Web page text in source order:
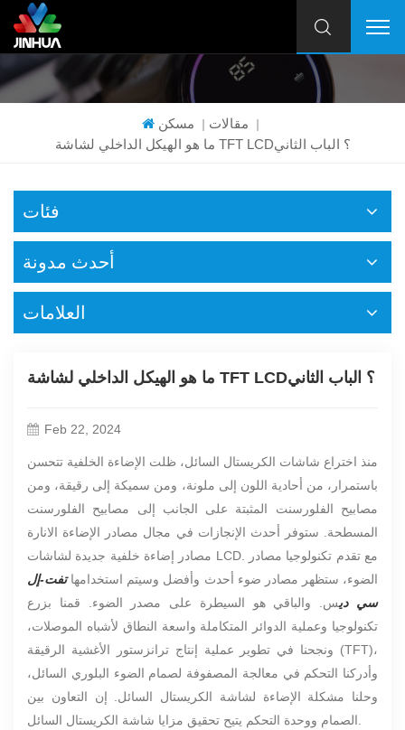
مسكن | مقالات |
ما هو الهيكل الداخلي لشاشة TFT LCD؟ الباب الثاني
فئات
أحدث مدونة
العلامات
ما هو الهيكل الداخلي لشاشة TFT LCD؟ الباب الثاني
Feb 22, 2024
منذ اختراع شاشات الكريستال السائل، ظلت الإضاءة الخلفية تتحسن
باستمرار، من أحادية اللون إلى ملونة، ومن سميكة إلى رقيقة، ومن
مصابيح الفلورسنت المثبتة على الجانب إلى مصابيح الفلورسنت
المسطحة. ستوفر أحدث الإنجازات في مجال مصادر الإضاءة الانارة
مصادر إضاءة خلفية جديدة لشاشات LCD. مع تقدم تكنولوجيا مصادر
الضوء، ستظهر مصادر ضوء أحدث وأفضل وسيتم استخدامهاتفت-إل
سي ديس. والباقي هو السيطرة على مصدر الضوء. قمنا بزرع
تكنولوجيا وعملية الدوائر المتكاملة واسعة النطاق لأشباه الموصلات،
ونجحنا في تطوير عملية إنتاج ترانزستور الأغشية الرقيقة (TFT)،
وأدركنا التحكم في معالجة المصفوفة لصمام الضوء البلوري السائل،
وحلنا مشكلة الإضاءة لشاشة الكريستال السائل. إن التعاون بين